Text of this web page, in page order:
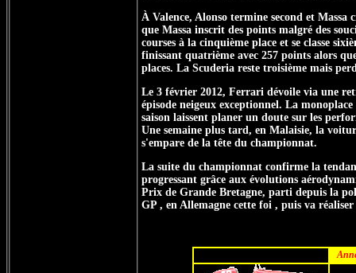
À Valence, Alonso termine second et
que Massa inscrit des points malgré des
courses à la cinquième place et se classe
finissant quatrième avec 257 points alors
places. La Scuderia reste troisième mais
Le 3 février 2012, Ferrari dévoile via une
épisode neigeux exceptionnel. La
saison laissent planer un doute sur les
Une semaine plus tard, en Malaisie, la
s'empare de la tête du championnat.
La suite du championnat confirme la
progressant grâce aux évolutions
Prix de Grande Bretagne, parti depuis la
GP , en Allemagne cette foi , puis va